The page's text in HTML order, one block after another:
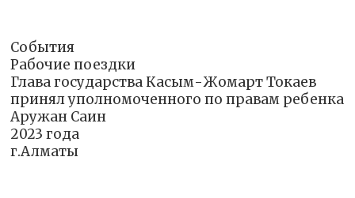
События
Рабочие поездки
Глава государства Касым-Жомарт Токаев
принял уполномоченного по правам ребенка
Аружан Саин
2023 года
г.Алматы